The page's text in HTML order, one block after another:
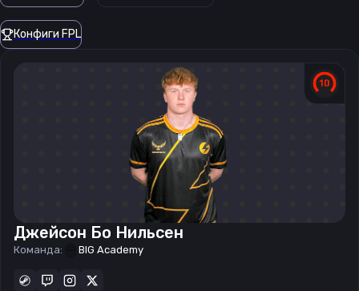
Конфиги FPL
Джейсон Бо Нильсен
Команда: BIG Academy